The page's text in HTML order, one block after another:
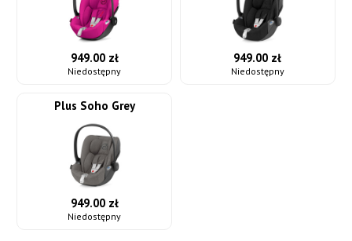
949.00 zł
Niedostępny
949.00 zł
Niedostępny
Plus Soho Grey
949.00 zł
Niedostępny